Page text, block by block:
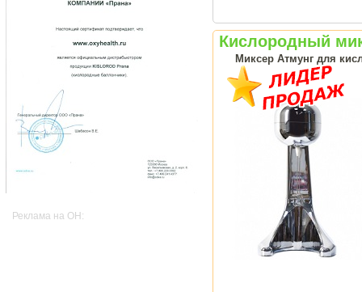
Реклама на OH:
Кислородный
Миксер Атмунг для